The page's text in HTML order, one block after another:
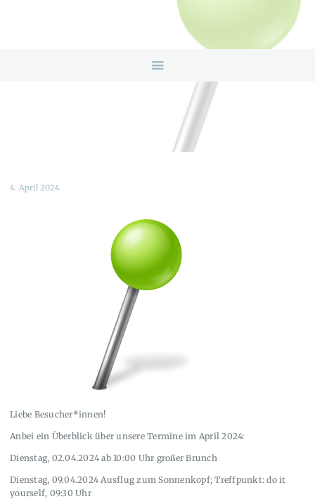
4. April 2024
Liebe Besucher*innen!
Anbei ein Überblick über unsere Termine im April 2024:
Dienstag, 02.04.2024 ab 10:00 Uhr großer Brunch
Dienstag, 09.04.2024 Ausflug zum Sonnenkopf; Treffpunkt: do it
yourself, 09:30 Uhr